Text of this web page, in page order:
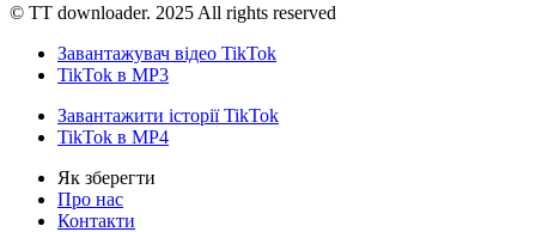
© TT downloader. 2025 All rights reserved
Завантажувач відео TikTok
TikTok в MP3
Завантажити історії TikTok
TikTok в MP4
Як зберегти
Про нас
Контакти